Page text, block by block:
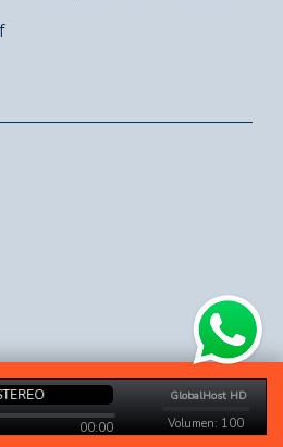
Todos los derechos reservados.